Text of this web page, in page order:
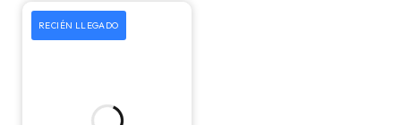
RECIÉN LLEGADO